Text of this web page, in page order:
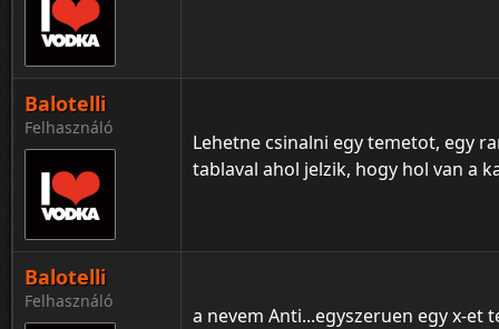
Balotelli
Felhasználó
Lehetne csinalni egy temetot, egy
tablaval ahol jelzik, hogy hol van a
Balotelli
Felhasználó
a nevem Anti...egyszeruen egy x-et